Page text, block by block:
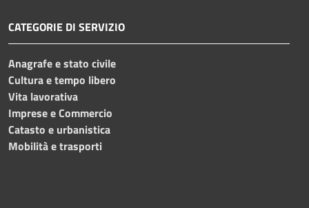
CATEGORIE DI SERVIZIO
Anagrafe e stato civile
Cultura e tempo libero
Vita lavorativa
Imprese e Commercio
Catasto e urbanistica
Mobilità e trasporti